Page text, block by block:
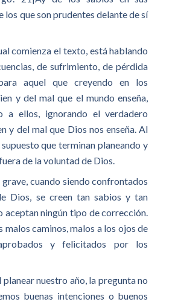
los que son prudentes delante de sí
comienza el texto, está hablando
de sufrimiento, de pérdida
aquel que creyendo en los
y del mal que el mundo enseña,
a ellos, ignorando el verdadero
y del mal que Dios nos enseña. Al
que terminan planeando y
de la voluntad de Dios.
grave, cuando siendo confrontados
Dios, se creen tan sabios y tan
aceptan ningún tipo de corrección.
malos caminos, malos a los ojos de
y felicitados por los
planear nuestro año, la pregunta no
buenas intenciones o buenos